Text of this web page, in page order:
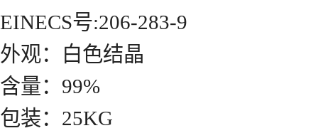
EINECS号:206-283-9
外观：白色结晶
含量：99%
包装：25KG